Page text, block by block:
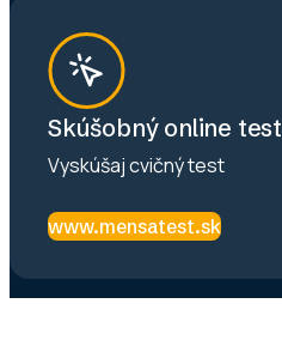
Skúšobný online test
Vyskúšaj cvičný test
www.mensatest.sk